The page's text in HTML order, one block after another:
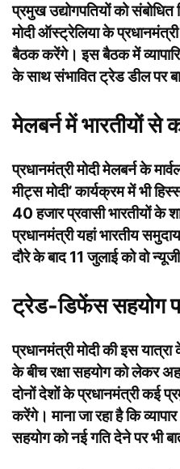
प्रमुख उद्योगपतियों को
मोदी ऑस्ट्रेलिया के
बैठक करेंगे। इस बैठक में
के साथ संभावित ट्रेड डील पर
मेलबर्न में भारतीयों से
प्रधानमंत्री मोदी मेलबर्न के
मीट्स मोदी’ कार्यक्रम में भी
40 हजार प्रवासी भारतीयों के
प्रधानमंत्री यहां भारतीय
दौरे के बाद 11 जुलाई को वो
ट्रेड-डिफेंस सहयोग
प्रधानमंत्री मोदी की इस
के बीच रक्षा सहयोग को लेकर
दोनों देशों के प्रधानमंत्री कई
करेंगे। माना जा रहा है कि
सहयोग को नई गति देने पर भी